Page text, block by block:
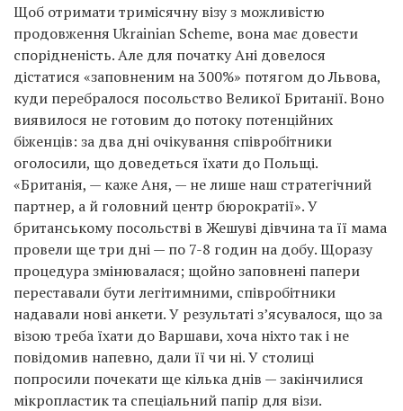
Щоб отримати тримісячну візу з можливістю
продовження Ukrainian Scheme, вона має довести
спорідненість. Але для початку Ані довелося
дістатися «заповненим на 300%» потягом до Львова,
куди перебралося посольство Великої Британії. Воно
виявилося не готовим до потоку потенційних
біженців: за два дні очікування співробітники
оголосили, що доведеться їхати до Польщі.
«Британія, — каже Аня, — не лише наш стратегічний
партнер, а й головний центр бюрократії». У
британському посольстві в Жешуві дівчина та її мама
провели ще три дні — по 7-8 годин на добу. Щоразу
процедура змінювалася; щойно заповнені папери
переставали бути легітимними, співробітники
надавали нові анкети. У результаті з’ясувалося, що за
візою треба їхати до Варшави, хоча ніхто так і не
повідомив напевно, дали її чи ні. У столиці
попросили почекати ще кілька днів — закінчилися
мікропластик та спеціальний папір для візи.